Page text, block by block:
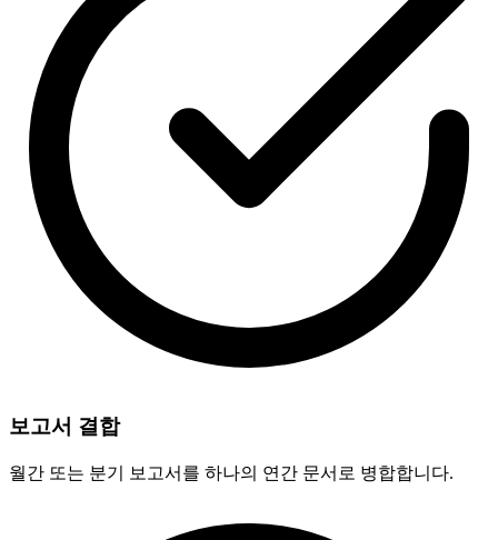
보고서 결합
월간 또는 분기 보고서를 하나의 연간 문서로 병합합니다.